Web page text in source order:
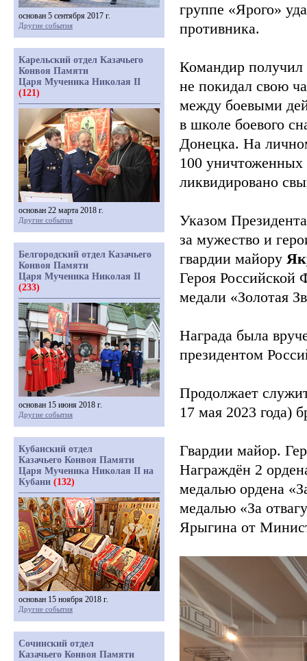
группе «Ярого»
противника.
Командир получил
не покидал свою
между боевыми
в школе боевого
Донецка. На
100 уничтоженных
ликвидировано
Указом
за мужество и
гвардии майору
Героя Российской
медали «Золотая
Награда была
президентом
Продолжает
17 мая 2023 года)
Гвардии майор.
Награждён 2
медалью ордена
медалью «За
Ярыгина от
основан 5 сентября 2017 г.
Другие события
Карельский отдел Казачьего
Конвоя Памяти
Царя Мученика Николая II
(121)
основан 22 марта 2018 г.
Другие события
Белгородский отдел Казачьего
Конвоя Памяти
Царя Мученика Николая II
(233)
основан 15 июня 2018 г.
Другие события
Кубанский отдел
Казачьего Конвоя Памяти
Царя Мученика Николая II на
Кубани (132)
основан 15 ноября 2018 г.
Другие события
Сочинский отдел
Казачьего Конвоя Памяти